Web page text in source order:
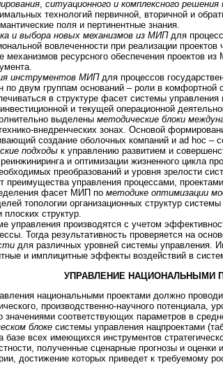
, ситуационного и комплексного решения
технологий первичной, вторичной и
поля и пертинентные знания.
и выбора новых механизмов из МИПдля
вовлеченности при реализации
ресурсного обеспечения проектов
инструментов МИПдля процессов
двум группам оснований – роли в комфортной
в структуре фасет системы
и текущей операционной
выделены методические блоки
внедренческих зонах. Основой
создание оболочных компаний и ad hoc –
подходы к управлению развитием и
и оптимизации жизненного цикла
преобразований и уровня зрелости
преимущества управления процессами,
фасет МИП по методике оптимизации
топологии организационных структур
плоских структур.
управления производятся с учетом
Тогда результативность проверяется на
для различных уровней системы управления.
и имплицитные эффекты воздействий в
УПРАВЛЕНИЕ НАЦИОНАЛЬНЫМИ
национальными проектами должно
производственно-научного потенциала,
значениями соответствующих параметров в
блоке системы управления нацпроектами
всех имеющихся инструментов
полученные сценарные прогнозы и
достижение которых приведет к требуемому